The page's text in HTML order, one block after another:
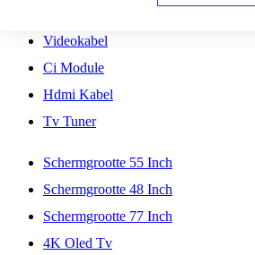
Videokabel
Ci Module
Hdmi Kabel
Tv Tuner
Schermgrootte 55 Inch
Schermgrootte 48 Inch
Schermgrootte 77 Inch
4K Oled Tv